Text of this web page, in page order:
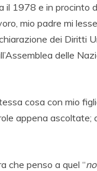
il 1978 e in procinto
mio padre mi
dei Diritti
delle
cosa con mio
appena ascoltate;
che penso a quel “